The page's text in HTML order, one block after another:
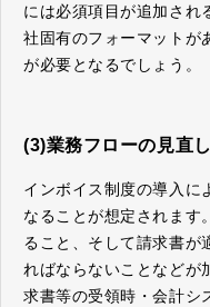
には必須項目が追加され
社固有のフォーマットが
が必要となるでしょう。
(3)業務フローの見直
インボイス制度の導入に
なることが想定されます
ること、そして請求書が
ればならないことなどが
求書等の受領時・会計シ